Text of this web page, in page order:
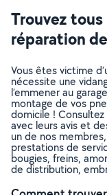
Trouvez
réparation
Vous êtes victime
nécessite une
l’emmener au
montage de vos
domicile !
avec leurs avis et
un de nos
prestations de
bougies, freins,
de distribution,